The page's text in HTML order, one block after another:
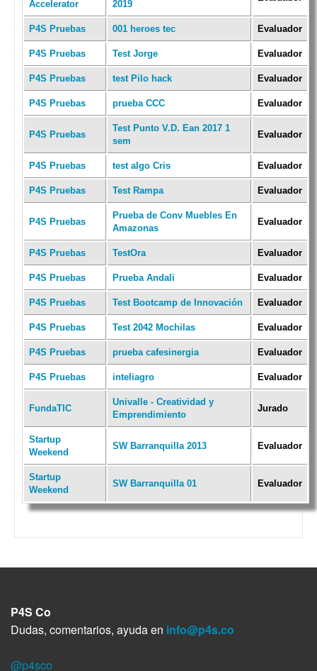
Accelerator
2019
P4S Pruebas 001 heroes tec Evaluador
P4S Pruebas Test Jorge Evaluador
P4S Pruebas test Pilo hack Evaluador
P4S Pruebas prueba CCC Evaluador
P4S Pruebas
Test Punto V.D. Ean 2017 1
sem
Evaluador
P4S Pruebas test algo Cris Evaluador
P4S Pruebas Test Rampa Evaluador
P4S Pruebas
Prueba de Conv Muebles En
Amazonas
Evaluador
P4S Pruebas TestOra Evaluador
P4S Pruebas Prueba Andali Evaluador
P4S Pruebas Test Bootcamp de Innovación Evaluador
P4S Pruebas Test 2042 Mochilas Evaluador
P4S Pruebas prueba cafesinergia Evaluador
P4S Pruebas inteliagro Evaluador
FundaTIC
Univalle - Creatividad y
Emprendimiento
Jurado
Startup
Weekend
SW Barranquilla 2013 Evaluador
Startup
Weekend
SW Barranquilla 01 Evaluador
P4S Co
Dudas, comentarios, ayuda en info@p4s.co
@p4sco